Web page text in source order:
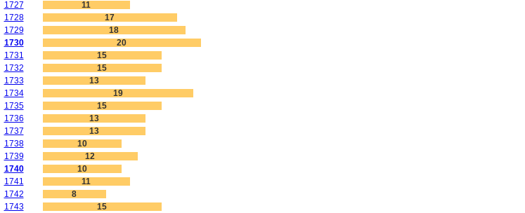
1727
11
1728
17
1729
18
1730
20
1731
15
1732
15
1733
13
1734
19
1735
15
1736
13
1737
13
1738
10
1739
12
1740
10
1741
11
1742
8
1743
15